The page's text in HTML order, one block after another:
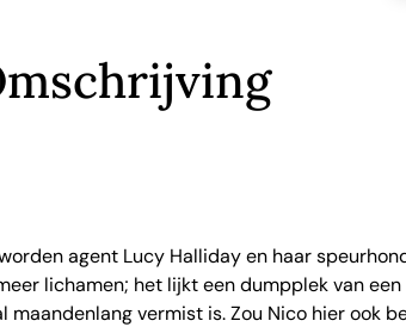
agent Lucy Halliday en haar
lichamen; het lijkt een dumpplek van
vermist is. Zou Nico hier ook